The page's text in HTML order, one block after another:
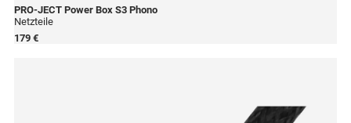
PRO-JECT Power Box S3 Phono
Netzteile
179 €